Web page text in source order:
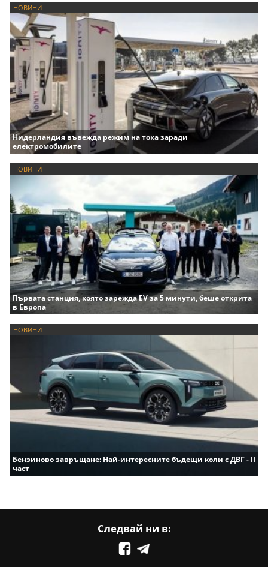
НОВИНИ
Нидерландия въвежда режим на тока заради
електромобилите
НОВИНИ
Първата станция, която зарежда EV за 5 минути, беше открита
в Европа
НОВИНИ
Бензиново завръщане: Най-интересните бъдещи коли с ДВГ - II
част
Следвай ни в: